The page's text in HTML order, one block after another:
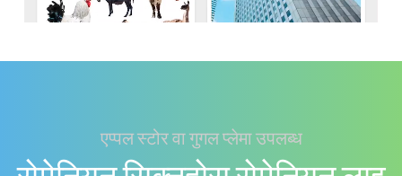
एप्पल स्टोर वा गुगल प्लेमा उपलब्ध